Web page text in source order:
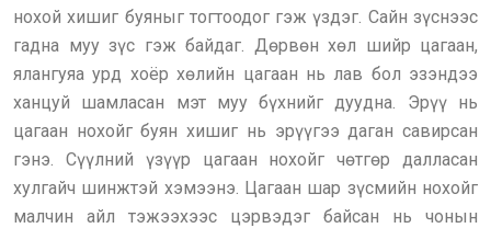
нохой хишиг буяныг тогтоодог гэж үздэг. Сайн зүснээс
гадна муу зүс гэж байдаг. Дөрвөн хөл шийр цагаан,
ялангуяа урд хоёр хөлийн цагаан нь лав бол эзэндээ
ханцуй шамласан мэт муу бүхнийг дуудна. Эрүү нь
цагаан нохойг буян хишиг нь эрүүгээ даган савирсан
гэнэ. Сүүлний үзүүр цагаан нохойг чөтгөр далласан
хулгайч шинжтэй хэмээнэ. Цагаан шар зүсмийн нохойг
малчин айл тэжээхээс цэрвэдэг байсан нь чонын